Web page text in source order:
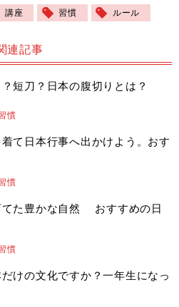
講座 習慣 ルール
連記事
短刀？日本の腹切りとは？
慣
て日本行事へ出かけよう。おす
慣
てた豊かな自然 おすすめの日
慣
けの文化ですか？一年生になっ